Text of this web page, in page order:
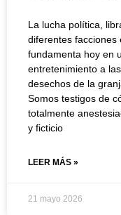
La lucha política,
diferentes facciones
fundamenta hoy en
entretenimiento a
desechos de la
Somos testigos de
totalmente
y ficticio
LEER MÁS »
21 mayo 2026